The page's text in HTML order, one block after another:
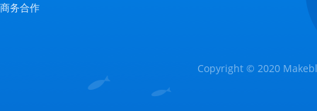
商务合作
Copyright © 2020